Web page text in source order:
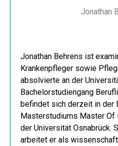
Jonathan
Jonathan Behrens ist
Krankenpfleger sowie
absolvierte an der
Bachelorstudiengang
befindet sich derzeit in der
Masterstudiums Master Of
der Universität Osnabrück.
arbeitet er als